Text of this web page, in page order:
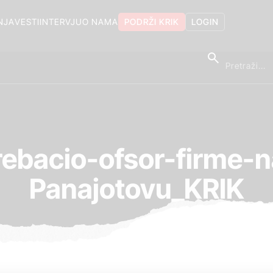
LOGIN
PODRŽI KRIK
O NAMA
INTERVJU
VESTI
ofsor-firme-
Panajotovu_KRIK